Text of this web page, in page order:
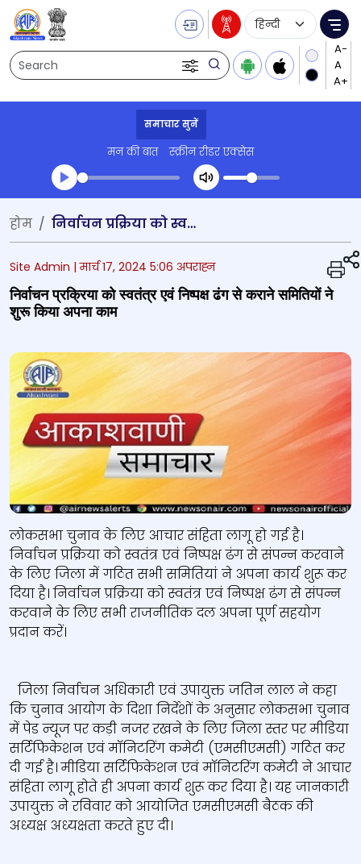
Search
Language
समाचार सुनें
मन की बात स्क्रीन रीडर एक्सेस
Transcript summary
प्ले ऑडियो
होम निर्वाचन प्रक्रिया को स्वतंत्र एवं निष्पक्ष ढंग से कराने समितियों ने शुरू किया अपना काम
Site Admin |मार्च 17, 2024 5:06 अपराह्न
निर्वाचन प्रक्रिया को स्वतंत्र एवं निष्पक्ष ढंग से कराने समितियों ने
शुरू किया अपना काम
लोकसभा चुनाव के लिए आचार संहिता लागू हो गई है।
निर्वाचन प्रक्रिया को स्वतंत्र एवं निष्पक्ष ढंग से संपन्न करवाने
के लिए जिला में गठित सभी समितियां ने अपना कार्य शुरू कर
दिया है। निर्वाचन प्रक्रिया को स्वतंत्र एवं निष्पक्ष ढंग से संपन्न
करवाने के लिए सभी राजनीतिक दल अपना पूर्ण सहयोग
प्रदान करें।
जिला निर्वाचन अधिकारी एवं उपायुक्त जतिन लाल ने कहा
कि चुनाव आयोग के दिशा निर्देशों के अनुसार लोकसभा चुनाव
में पेड न्यूज पर कड़ी नजर रखने के लिए जिला स्तर पर मीडिया
सर्टिफिकेशन एवं मॉनिटरिंग कमेटी (एमसीएमसी) गठित कर
दी गई है। मीडिया सर्टिफिकेशन एवं मॉनिटरिंग कमेटी ने आचार
संहिता लागू होते ही अपना कार्य शुरू कर दिया है। यह जानकारी
उपायुक्त ने रविवार को आयोजित एमसीएमसी बैठक की
अध्यक्ष अध्यक्षता करते हुए दी।